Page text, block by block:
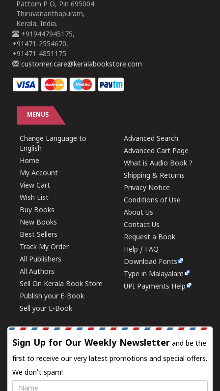
Pattom P O, Pin 695004
Thiruvananthapuram,
Kerala, India.
+919447945175,
+91471-2554670,
+91471-4851175
customer.care@keralabookstore.com
MENUS
Change Language to
English
Home
My Account
View Cart
Wish List
Buy Books
New Books
Best Sellers
Track My Order
All Publishers
All Authors
Sell On Kerala Book Store
Publish your E-Book
Sell your E-Book
Advanced Search
Advanced Cart Page
What is Audio Book ?
Shipping & Returns
Privacy Notice
Conditions of Use
About Us
Contact Us
Request a Book
Help / FAQ
Download Fonts
Type in Malayalam
UPI Payments Help
Sign Up for Our Weekly Newsletter and be the
first to receive our very latest promotions and special offers.
We don't spam!
Name